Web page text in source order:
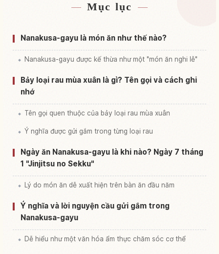
Tìm chỗ ở gần Nhật Bản
Tìm trải nghiệm tại Nhật Bản↗
Mục lục
Nanakusa-gayu là món ăn như thế nào?
Nanakusa-gayu được kế thừa như một "món ăn nghi lễ"
Bảy loại rau mùa xuân là gì? Tên gọi và cách ghi
nhớ
Tên gọi quen thuộc của bảy loại rau mùa xuân
Ý nghĩa được gửi gắm trong từng loại rau
Ngày ăn Nanakusa-gayu là khi nào? Ngày 7 tháng
1 "Jinjitsu no Sekku"
Lý do món ăn dễ xuất hiện trên bàn ăn đầu năm
Ý nghĩa và lời nguyện cầu gửi gắm trong
Nanakusa-gayu
Dễ hiểu như một văn hóa ẩm thực chăm sóc cơ thể